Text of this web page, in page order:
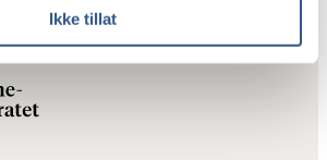
Ikke tillat